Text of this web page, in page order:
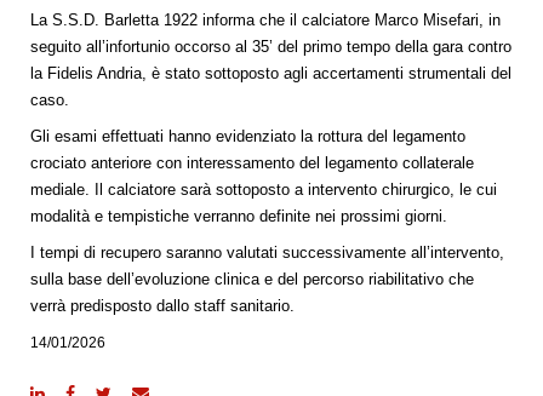
La S.S.D. Barletta 1922 informa che il calciatore Marco Misefari, in
seguito all’infortunio occorso al 35’ del primo tempo della gara contro
la Fidelis Andria, è stato sottoposto agli accertamenti strumentali del
caso.
Gli esami effettuati hanno evidenziato la rottura del legamento
crociato anteriore con interessamento del legamento collaterale
mediale. Il calciatore sarà sottoposto a intervento chirurgico, le cui
modalità e tempistiche verranno definite nei prossimi giorni.
I tempi di recupero saranno valutati successivamente all’intervento,
sulla base dell’evoluzione clinica e del percorso riabilitativo che
verrà predisposto dallo staff sanitario.
14/01/2026